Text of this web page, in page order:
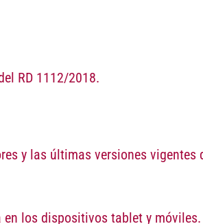
RD 1112/2018.
y las últimas versiones vigentes
los dispositivos tablet y